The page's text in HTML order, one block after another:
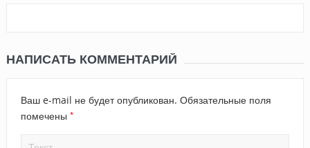
НАПИСАТЬ КОММЕНТАРИЙ
Ваш e-mail не будет опубликован. Обязательные поля
помечены *